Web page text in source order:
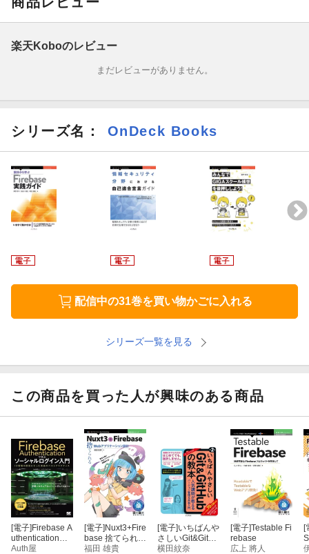
レクションのデータモデリングパターンに重点をおいて説明を割
するという構成としています。そのため、本書内で扱うサンプル
ではなく、安否情報共有サービス「anpi!」というより実践的なWe
1章 はじめに
1-1 Firebaseの製品概要とその強み
1-2 サンプルアプリ：安否情報共有サービス「anpi!」
2-2 Firebaseのサービス構成
2-5 認証を設計する
2-7 コレクションのデータモデリングを完成させる
3章 開発編
3-1 開発環境を準備する
3-2 Firebase Authentication で認証機能を実装する
楽天Koboのレビュー
まだレビューがありません。
シリーズ名： OnDeck Books
配信中の31巻を買い物かごに入れる
シリーズ一覧を見る
この商品を買った人が興味のある商品
[電子]Firebase A
uthenticationで
学ぶ ソーシャル
Auth屋
[電子]Nuxt3+Fire
base 捨てられる
Webアプリケー
福田 雄貴
[電子]いちばんや
さしいGit&GitHu
bの教本 第2版
横田紋奈
[電子]Testable Fi
rebase
広上 將人
[